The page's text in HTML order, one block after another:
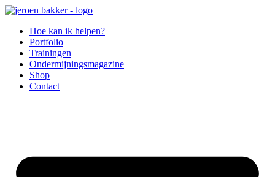
Hoe kan ik helpen?
Portfolio
Trainingen
Ondermijningsmagazine
Shop
Contact